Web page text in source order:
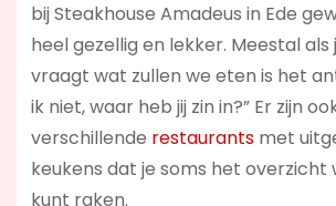
bij Steakhouse Amadeus in Ede
heel gezellig en lekker. Meestal als
vraagt wat zullen we eten is het
ik niet, waar heb jij zin in?” Er zijn
verschillende restaurantsmet
keukens dat je soms het overzicht
kunt raken.